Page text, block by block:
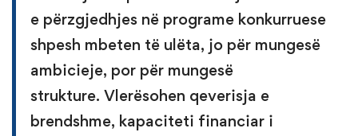
e përzgjedhjes në programe konkurruese
shpesh mbeten të ulëta, jo për mungesë
ambicieje, por për mungesë
strukture. Vlerësohen qeverisja e
brendshme, kapaciteti financiar i